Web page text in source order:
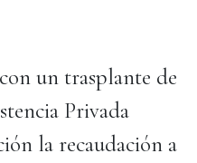
un trasplante de
Privada
la recaudación a